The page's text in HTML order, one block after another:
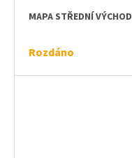
MAPA STŘEDNÍ VÝCHOD
Rozdáno